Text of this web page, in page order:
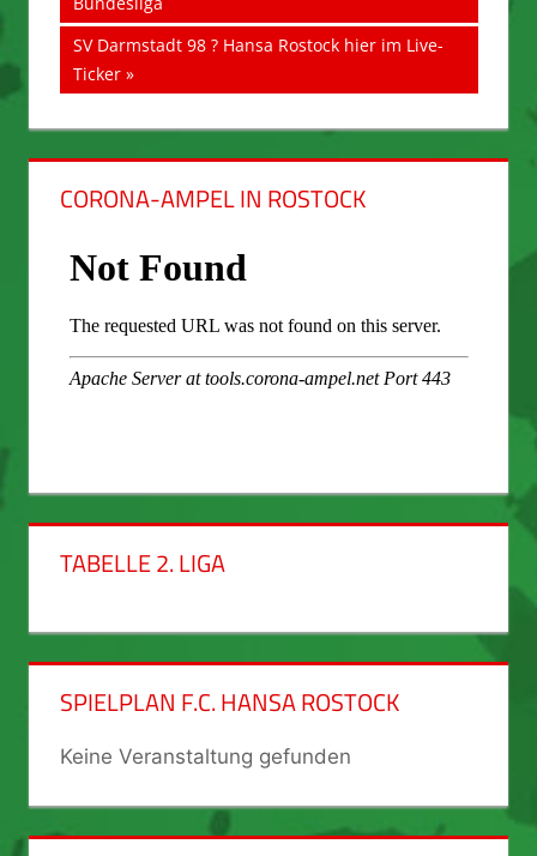
Nächster
Beitrag:
SV Darmstadt 98 ? Hansa Rostock hier im Live-
Ticker
CORONA-AMPEL IN ROSTOCK
TABELLE 2. LIGA
SPIELPLAN F.C. HANSA ROSTOCK
Keine Veranstaltung gefunden